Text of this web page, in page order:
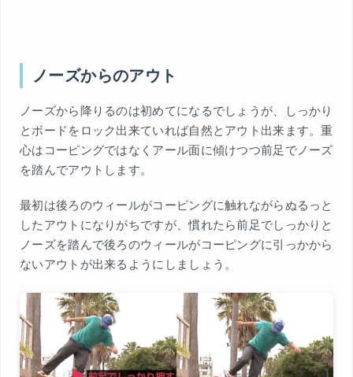
ノーズからのアウト
ノーズから降りるのは初めてになるでしょうが、しっかり
とボードをロック出来ていれば自然とアウト出来ます。重
心はコーピングではなくアール面に傾けつつ前足でノーズ
を踏んでアウトします。
最初は後ろのウィールがコーピングに触れながらぬるっと
したアウトになりがちですが、慣れたら前足でしっかりと
ノーズを踏んで後ろのウィールがコーピングに引っかから
ないアウトが出来るようにしましょう。